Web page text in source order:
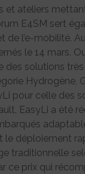
et ateliers
E4SM sert
de l’e-mobilité.
le 14 mars.
des solutions
Hydrogène,
pour celle des
EasyLi a été
le déploiement
traditionnelle
ce prix qui